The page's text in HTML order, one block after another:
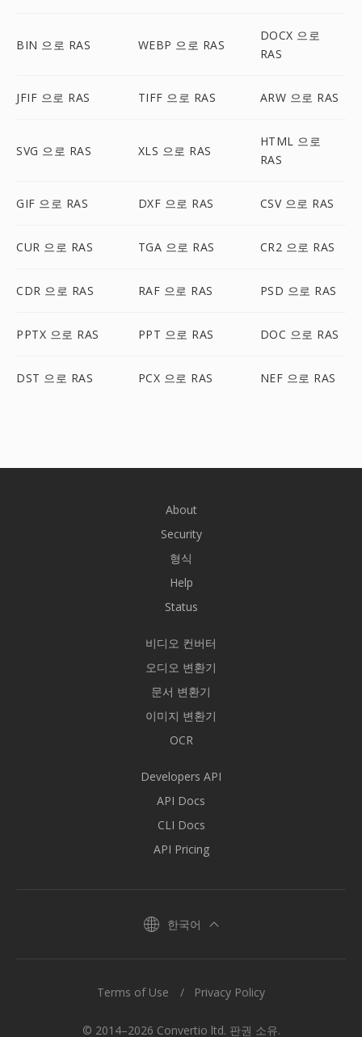
BIN 으로 RAS WEBP 으로 RAS
DOCX 으로
RAS
JFIF 으로 RAS TIFF 으로 RAS ARW 으로 RAS
SVG 으로 RAS XLS 으로 RAS
HTML 으로
RAS
GIF 으로 RAS DXF 으로 RAS CSV 으로 RAS
CUR 으로 RAS TGA 으로 RAS CR2 으로 RAS
CDR 으로 RAS RAF 으로 RAS PSD 으로 RAS
PPTX 으로 RAS PPT 으로 RAS DOC 으로 RAS
DST 으로 RAS PCX 으로 RAS NEF 으로 RAS
About
Security
형식
Help
Status
비디오 컨버터
오디오 변환기
문서 변환기
이미지 변환기
OCR
Developers API
API Docs
CLI Docs
API Pricing
한국어
© 2014–2026 Convertio ltd. 판권 소유.
Terms of Use Privacy Policy